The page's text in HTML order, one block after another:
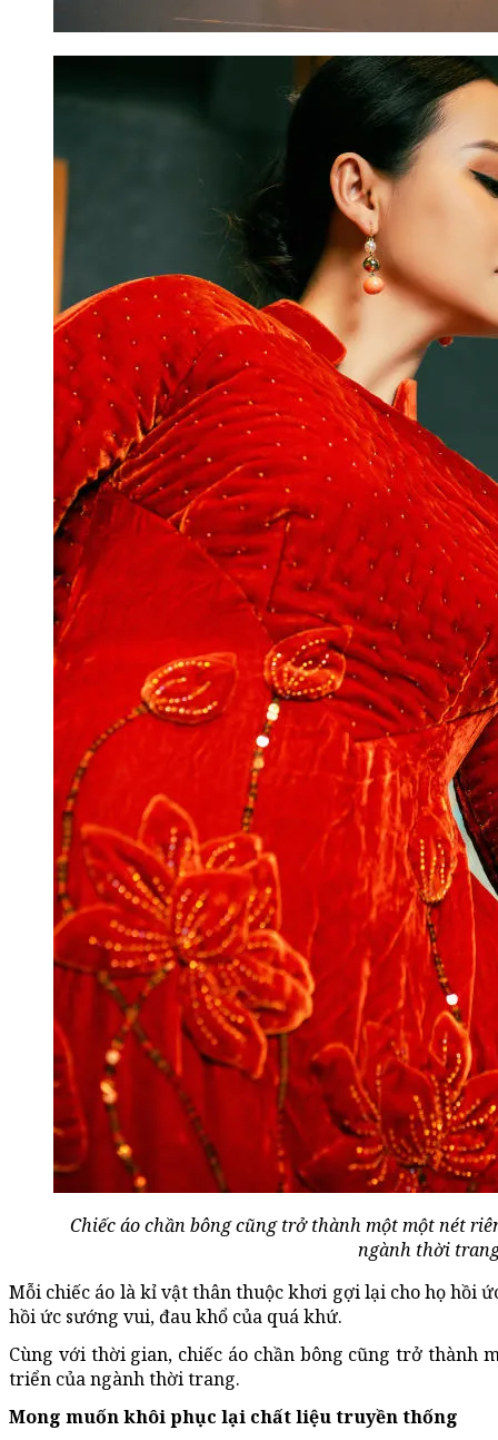
Chiếc áo chần bông cũng trở thành một một nét
ngành thời
Mỗi chiếc áo là kỉ vật thân thuộc khơi gợi lại cho họ hồi
hồi ức sướng vui, đau khổ của quá khứ.
Cùng với thời gian, chiếc áo chần bông cũng trở thành
triển của ngành thời trang.
Mong muốn khôi phục lại chất liệu truyền thống